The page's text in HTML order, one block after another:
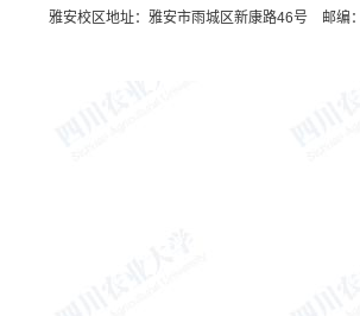
雅安校区地址：雅安市雨城区新康路46号 邮编